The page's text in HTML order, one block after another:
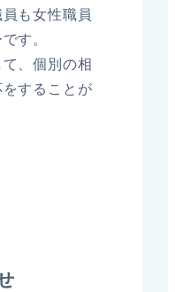
も女性職員
す。
、個別の相
することが